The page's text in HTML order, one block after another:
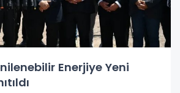
Enerjiye Yeni